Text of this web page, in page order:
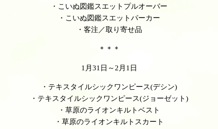
・こいぬ図鑑スエットプルオーバー
・こいぬ図鑑スエットパーカー
・客注／取り寄せ品
＊＊＊
1月31日～2月1日
・テキスタイルシックワンピース(デシン)
・テキスタイルシックワンピース(ジョーゼット)
・草原のライオンキルトベスト
・草原のライオンキルトスカート